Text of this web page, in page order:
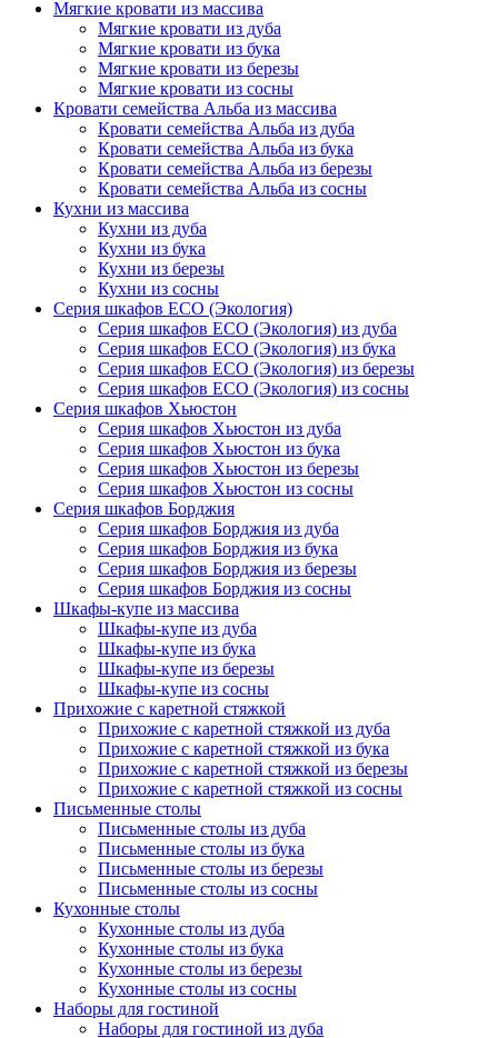
Мягкие кровати из массива
Мягкие кровати из дуба
Мягкие кровати из бука
Мягкие кровати из березы
Мягкие кровати из сосны
Кровати семейства Альба из массива
Кровати семейства Альба из дуба
Кровати семейства Альба из бука
Кровати семейства Альба из березы
Кровати семейства Альба из сосны
Кухни из массива
Кухни из дуба
Кухни из бука
Кухни из березы
Кухни из сосны
Серия шкафов ECO (Экология)
Серия шкафов ECO (Экология) из дуба
Серия шкафов ECO (Экология) из бука
Серия шкафов ECO (Экология) из березы
Серия шкафов ECO (Экология) из сосны
Серия шкафов Хьюстон
Серия шкафов Хьюстон из дуба
Серия шкафов Хьюстон из бука
Серия шкафов Хьюстон из березы
Серия шкафов Хьюстон из сосны
Серия шкафов Борджия
Серия шкафов Борджия из дуба
Серия шкафов Борджия из бука
Серия шкафов Борджия из березы
Серия шкафов Борджия из сосны
Шкафы-купе из массива
Шкафы-купе из дуба
Шкафы-купе из бука
Шкафы-купе из березы
Шкафы-купе из сосны
Прихожие с каретной стяжкой
Прихожие с каретной стяжкой из дуба
Прихожие с каретной стяжкой из бука
Прихожие с каретной стяжкой из березы
Прихожие с каретной стяжкой из сосны
Письменные столы
Письменные столы из дуба
Письменные столы из бука
Письменные столы из березы
Письменные столы из сосны
Кухонные столы
Кухонные столы из дуба
Кухонные столы из бука
Кухонные столы из березы
Кухонные столы из сосны
Наборы для гостиной
Наборы для гостиной из дуба